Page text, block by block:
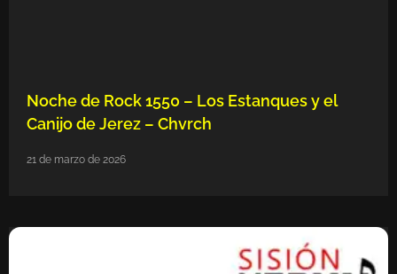
Noche de Rock 1550 – Los Estanques y el
Canijo de Jerez – Chvrch
21 de marzo de 2026